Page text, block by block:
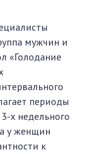
мужчин и
«Голодание
периоды
х недельного
у женщин
к